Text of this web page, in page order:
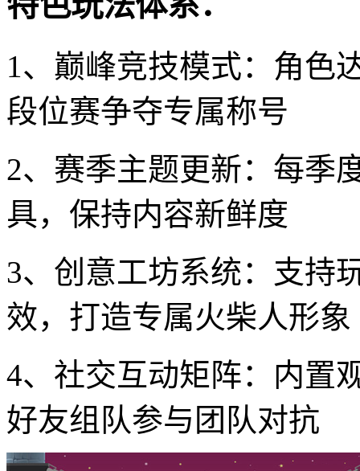
特色玩法体系：
1、巅峰竞技模式：角色
段位赛争夺专属称号
2、赛季主题更新：每季
具，保持内容新鲜度